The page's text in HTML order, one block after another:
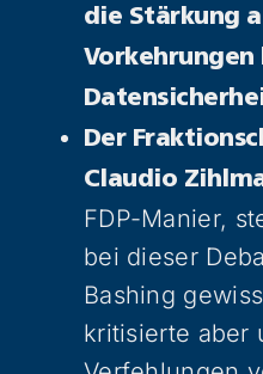
die Stärkung
Vorkehrungen
Der
Claudio
FDP-Manier,
bei dieser
Bashing
kritisierte aber